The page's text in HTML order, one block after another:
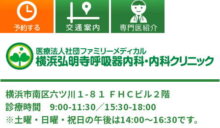
横浜市南区六ツ川１-８１ ＦＨＣビル２階
診療時間 9:00-11:30／15:30-18:00
※土曜・日曜・祝日の午後は14:00～16:30です。